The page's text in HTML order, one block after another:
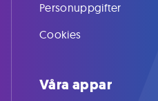
Personuppgifter
Cookies
Våra appar